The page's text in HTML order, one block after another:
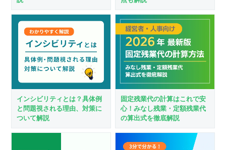
インシビリティとは？具体例
と問題視される理由、対策に
ついて解説
固定残業代の計算はこれで安
心！みなし残業・定額残業代
の算出式を徹底解説